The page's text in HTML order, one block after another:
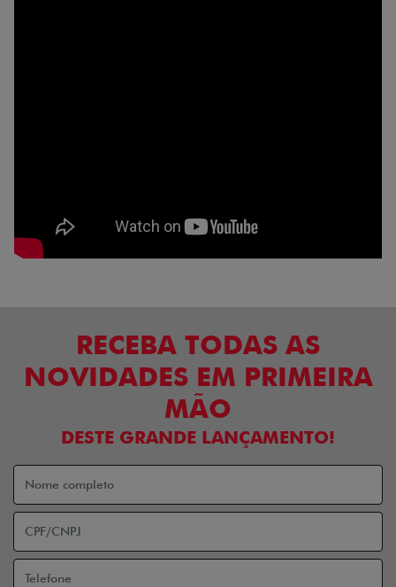
RECEBA TODAS AS
NOVIDADES EM PRIMEIRA
MÃO
DESTE GRANDE LANÇAMENTO!